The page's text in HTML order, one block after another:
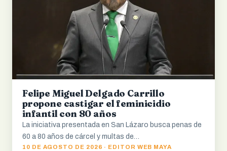
Felipe Miguel Delgado Carrillo
propone castigar el feminicidio
infantil con 80 años
La iniciativa presentada en San Lázaro busca penas de
60 a 80 años de cárcel y multas de…
10 DE AGOSTO DE 2026 · EDITOR WEB MAYA